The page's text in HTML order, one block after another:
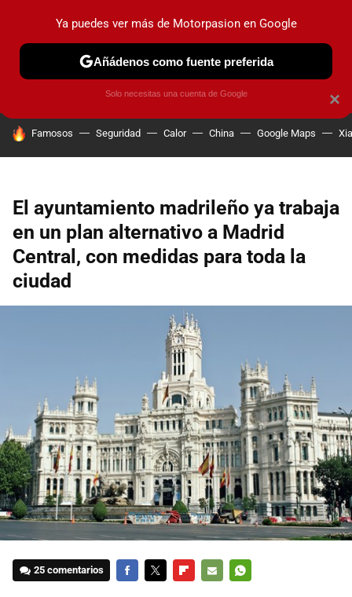
PRUEBAS COCHES ELÉCTRICOS OBSERVATORIO
HOY SE HABLA DE
Famosos Seguridad Calor China Google Maps
El ayuntamiento madrileño ya trabaja
en un plan alternativo a Madrid
Central, con medidas para toda la
ciudad
25 comentarios
×
Ya puedes ver más de Motorpasion en Google
Añádenos como fuente preferida
Solo necesitas una cuenta de Google